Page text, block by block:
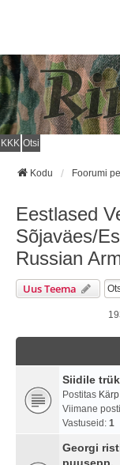
KKK Otsi
Kodu Foorumi
Eestlased
Sõjaväes/
Russian
Uus Teema
Siidile
Postitas Kärp
Viimane
Vastuseid: 1
Georgi